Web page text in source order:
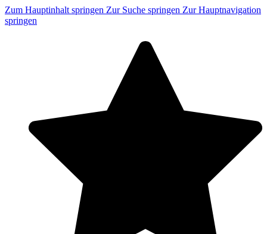
Zum Hauptinhalt springen Zur Suche springen Zur Hauptnavigation
springen